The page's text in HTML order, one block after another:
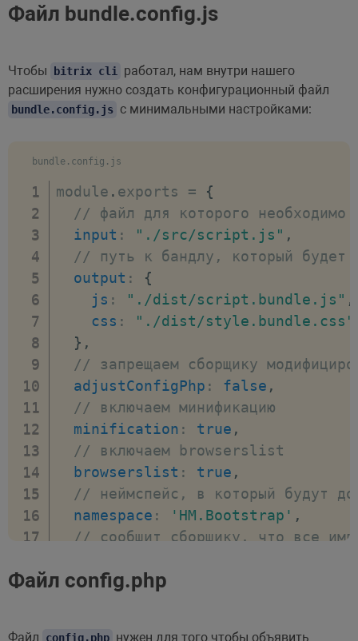
Файл bundle.config.js
Чтобы bitrix cli
работал, нам внутри нашего
расширения нужно создать конфигурационный файл
bundle.config.js с минимальными настройками:
bundle.config.js
module . exports =
{
// файл для которого необходимо
input : "./src/script.js" ,
// путь к бандлу, который будет
output :
{
js : "./dist/script.bundle.js" ,
css : "./dist/style.bundle.css"
} ,
// запрещаем сборщику
adjustConfigPhp : false ,
// включаем минификацию
minification : true ,
// включаем browserslist
browserslist : true ,
// неймспейс, в который будут
namespace : 'HM.Bootstrap' ,
// сообщит сборщику, что все
resolve:
Файл config.php
Файл config.php нужен для того чтобы объявить